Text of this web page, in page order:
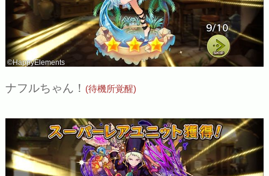
©HappyElements
ナフルちゃん！ (待機所覚醒)